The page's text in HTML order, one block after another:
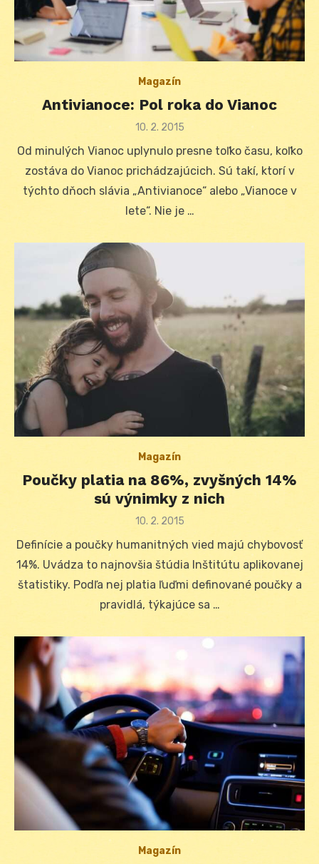
Magazín
Antivianoce: Pol roka do Vianoc
Posted
10. 2. 2015
Od minulých Vianoc uplynulo presne toľko času, koľko
zostáva do Vianoc prichádzajúcich. Sú takí, ktorí v
týchto dňoch slávia „Antivianoce“ alebo „Vianoce v
lete“. Nie je …
Magazín
Poučky platia na 86%, zvyšných 14%
sú výnimky z nich
Posted
10. 2. 2015
Definície a poučky humanitných vied majú chybovosť
14%. Uvádza to najnovšia štúdia Inštitútu aplikovanej
štatistiky. Podľa nej platia ľuďmi definované poučky a
pravidlá, týkajúce sa …
Magazín